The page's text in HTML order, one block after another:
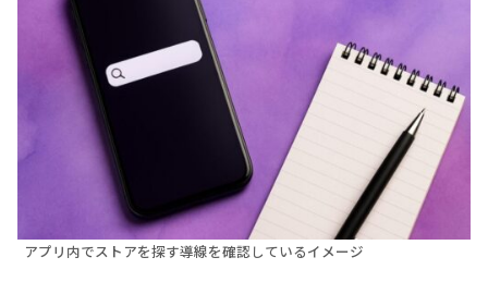
アプリ内でストアを探す導線を確認しているイメージ